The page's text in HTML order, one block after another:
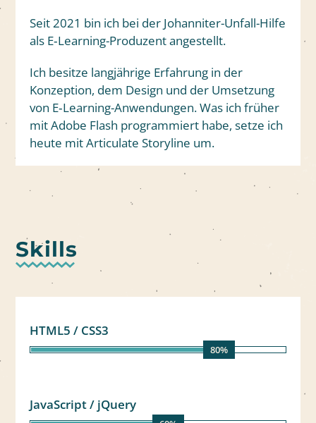
Seit 2021 bin ich bei der Johanniter-Unfall-Hilfe
als E‑Learning-Produzent angestellt.
Ich besitze langjährige Erfahrung in der
Konzeption, dem Design und der Umsetzung
von E‑Learning-Anwendungen. Was ich früher
mit Adobe Flash programmiert habe, setze ich
heute mit Articulate Storyline um.
Skills
HTML5 / CSS3
80%
JavaScript / jQuery